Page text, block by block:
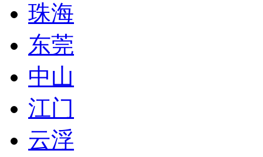
珠海
东莞
中山
江门
云浮